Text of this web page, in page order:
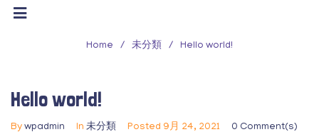
Home / 未分類 / Hello world!
Hello world!
By wpadmin In 未分類 Posted 9月 24, 2021 0 Comment(s)